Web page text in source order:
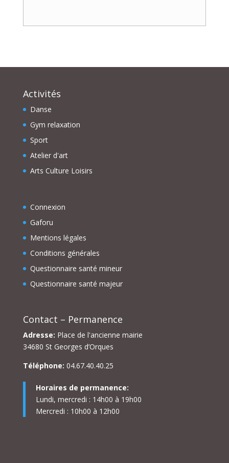
Activités
Danse
Gym relaxation
Sport
Atelier d'art
Arts Culture Loisirs
Connexion
Gaforu
Mentions légales
Conditions générales
Questionnaire santé mineur
Questionnaire santé majeur
Contact – Permanence
Adresse: Place de l'ancienne mairie
34680 St Georges d’Orques
Téléphone: 04.67.40.40.25
Horaires de permanence:
Lundi, mercredi : 14h00 à 19h00
Mercredi : 10h00 à 12h00